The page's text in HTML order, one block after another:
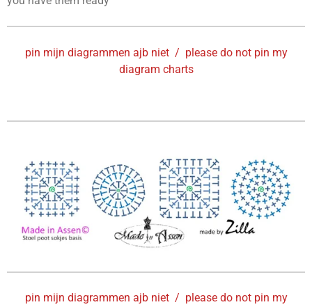
pin mijn diagrammen ajb niet / please do not pin my
diagram charts
pin mijn diagrammen ajb niet / please do not pin my